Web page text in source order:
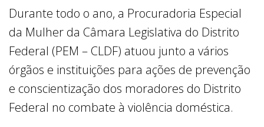
Durante todo o ano, a Procuradoria Especial
da Mulher da Câmara Legislativa do Distrito
Federal (PEM – CLDF) atuou junto a vários
órgãos e instituições para ações de prevenção
e conscientização dos moradores do Distrito
Federal no combate à violência doméstica.